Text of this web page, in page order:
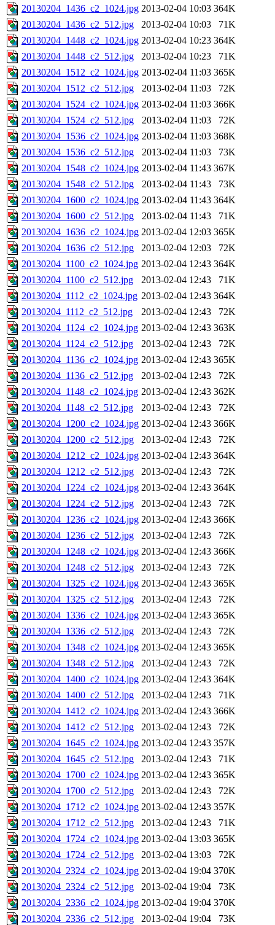
20130204_1436_c2_1024.jpg 2013-02-04 10:03 364K
20130204_1436_c2_512.jpg
2013-02-04 10:03
71K
20130204_1448_c2_1024.jpg 2013-02-04 10:23 364K
20130204_1448_c2_512.jpg
2013-02-04 10:23
71K
20130204_1512_c2_1024.jpg 2013-02-04 11:03 365K
20130204_1512_c2_512.jpg
2013-02-04 11:03
72K
20130204_1524_c2_1024.jpg 2013-02-04 11:03 366K
20130204_1524_c2_512.jpg
2013-02-04 11:03
72K
20130204_1536_c2_1024.jpg 2013-02-04 11:03 368K
20130204_1536_c2_512.jpg
2013-02-04 11:03
73K
20130204_1548_c2_1024.jpg 2013-02-04 11:43 367K
20130204_1548_c2_512.jpg
2013-02-04 11:43
73K
20130204_1600_c2_1024.jpg 2013-02-04 11:43 364K
20130204_1600_c2_512.jpg
2013-02-04 11:43
71K
20130204_1636_c2_1024.jpg 2013-02-04 12:03 365K
20130204_1636_c2_512.jpg
2013-02-04 12:03
72K
20130204_1100_c2_1024.jpg 2013-02-04 12:43 364K
20130204_1100_c2_512.jpg
2013-02-04 12:43
71K
20130204_1112_c2_1024.jpg 2013-02-04 12:43 364K
20130204_1112_c2_512.jpg
2013-02-04 12:43
72K
20130204_1124_c2_1024.jpg 2013-02-04 12:43 363K
20130204_1124_c2_512.jpg
2013-02-04 12:43
72K
20130204_1136_c2_1024.jpg 2013-02-04 12:43 365K
20130204_1136_c2_512.jpg
2013-02-04 12:43
72K
20130204_1148_c2_1024.jpg 2013-02-04 12:43 362K
20130204_1148_c2_512.jpg
2013-02-04 12:43
72K
20130204_1200_c2_1024.jpg 2013-02-04 12:43 366K
20130204_1200_c2_512.jpg
2013-02-04 12:43
72K
20130204_1212_c2_1024.jpg 2013-02-04 12:43 364K
20130204_1212_c2_512.jpg
2013-02-04 12:43
72K
20130204_1224_c2_1024.jpg 2013-02-04 12:43 364K
20130204_1224_c2_512.jpg
2013-02-04 12:43
72K
20130204_1236_c2_1024.jpg 2013-02-04 12:43 366K
20130204_1236_c2_512.jpg
2013-02-04 12:43
72K
20130204_1248_c2_1024.jpg 2013-02-04 12:43 366K
20130204_1248_c2_512.jpg
2013-02-04 12:43
72K
20130204_1325_c2_1024.jpg 2013-02-04 12:43 365K
20130204_1325_c2_512.jpg
2013-02-04 12:43
72K
20130204_1336_c2_1024.jpg 2013-02-04 12:43 365K
20130204_1336_c2_512.jpg
2013-02-04 12:43
72K
20130204_1348_c2_1024.jpg 2013-02-04 12:43 365K
20130204_1348_c2_512.jpg
2013-02-04 12:43
72K
20130204_1400_c2_1024.jpg 2013-02-04 12:43 364K
20130204_1400_c2_512.jpg
2013-02-04 12:43
71K
20130204_1412_c2_1024.jpg 2013-02-04 12:43 366K
20130204_1412_c2_512.jpg
2013-02-04 12:43
72K
20130204_1645_c2_1024.jpg 2013-02-04 12:43 357K
20130204_1645_c2_512.jpg
2013-02-04 12:43
71K
20130204_1700_c2_1024.jpg 2013-02-04 12:43 365K
20130204_1700_c2_512.jpg
2013-02-04 12:43
72K
20130204_1712_c2_1024.jpg 2013-02-04 12:43 357K
20130204_1712_c2_512.jpg
2013-02-04 12:43
71K
20130204_1724_c2_1024.jpg 2013-02-04 13:03 365K
20130204_1724_c2_512.jpg
2013-02-04 13:03
72K
20130204_2324_c2_1024.jpg 2013-02-04 19:04 370K
20130204_2324_c2_512.jpg
2013-02-04 19:04
73K
20130204_2336_c2_1024.jpg 2013-02-04 19:04 370K
20130204_2336_c2_512.jpg
2013-02-04 19:04
73K